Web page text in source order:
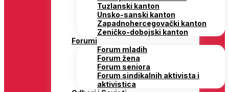
Tuzlanski kanton
Unsko-sanski kanton
Zapadnohercegovački kanton
Zeničko-dobojski kanton
Forumi
Forum mladih
Forum žena
Forum seniora
Forum sindikalnih aktivista i
aktivistica